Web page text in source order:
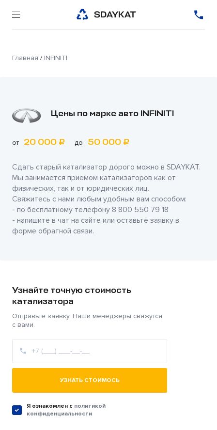
Главная / INFINITI
Цены по марке авто INFINITI
от 20 000 ₽ до 50 000 ₽
Сдать старый катализатор дорого можно в SDAYKAT.
Мы занимается приемом катализаторов как от
физических, так и от юридических лиц.
Свяжитесь с нами любым удобным вам способом:
- по бесплатному телефону 8 800 550 79 18
- напишите в чат на сайте или оставьте заявку в
форме обратной связи.
Узнайте точную стоимость
катализатора
Отправьте заявку. Наши менеджеры свяжутся
с вами.
УЗНАТЬ СТОИМОСЬ
Я ознакомлен c политикой
конфиденциальности